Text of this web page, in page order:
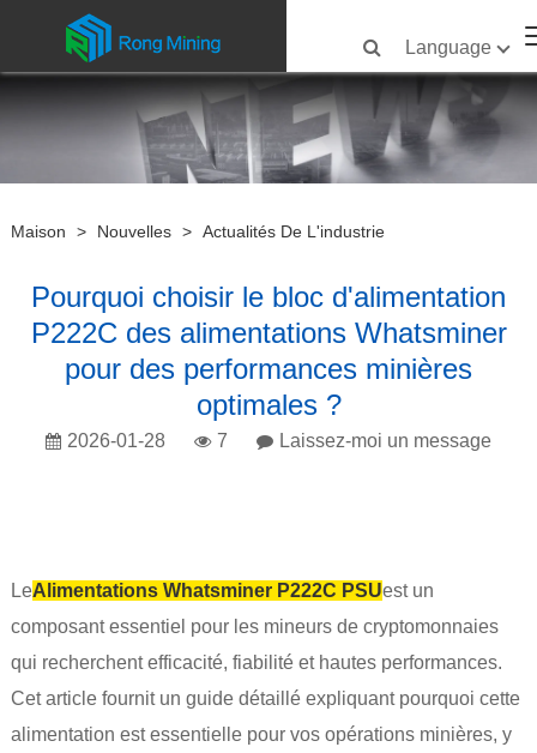
Language
Maison > Nouvelles > Actualités De L'industrie
Pourquoi choisir le bloc d'alimentation
P222C des alimentations Whatsminer
pour des performances minières
optimales ?
2026-01-28 7 Laissez-moi un message
LeAlimentations Whatsminer P222C PSUest un
composant essentiel pour les mineurs de cryptomonnaies
qui recherchent efficacité, fiabilité et hautes performances.
Cet article fournit un guide détaillé expliquant pourquoi cette
alimentation est essentielle pour vos opérations minières, y